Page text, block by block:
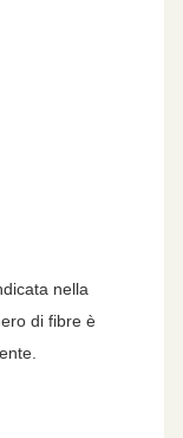
nella
di fibre è